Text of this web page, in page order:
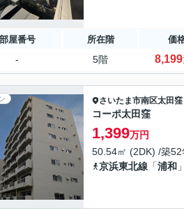
部屋番号 所在階 価
- 5階 8,199
さいたま市南区太田窪
コーポ太田窪
1,399万円
50.54㎡ (2DK) /築52
京浜東北線 「浦和